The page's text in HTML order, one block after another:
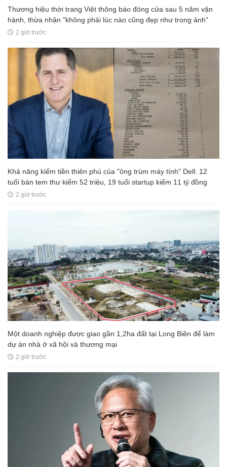
Thương hiệu thời trang Việt thông báo đóng cửa sau 5 năm vận
hành, thừa nhận "không phải lúc nào cũng đẹp như trong ảnh"
2 giờ trước
Khả năng kiếm tiền thiên phú của "ông trùm máy tính" Dell: 12
tuổi bán tem thư kiếm 52 triệu, 19 tuổi startup kiếm 11 tỷ đồng
2 giờ trước
Một doanh nghiệp được giao gần 1,2ha đất tại Long Biên để làm
dự án nhà ở xã hội và thương mại
2 giờ trước